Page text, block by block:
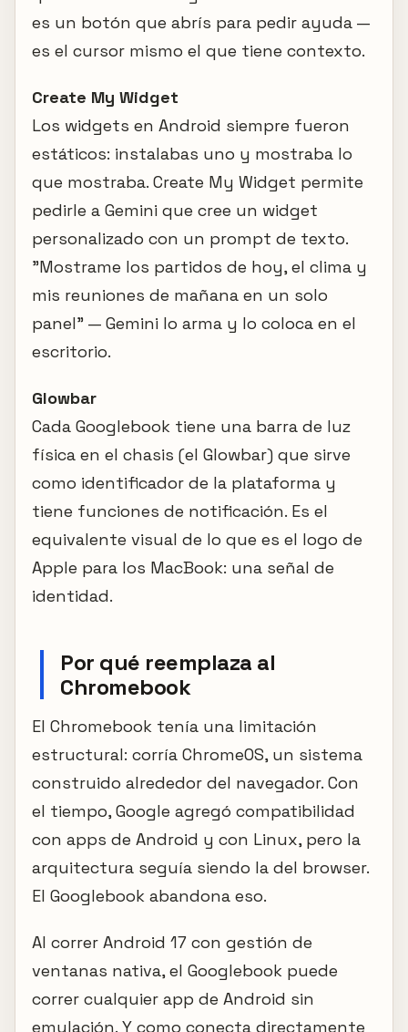
es un botón que abrís para pedir ayuda —
es el cursor mismo el que tiene contexto.
Create My Widget
Los widgets en Android siempre fueron
estáticos: instalabas uno y mostraba lo
que mostraba. Create My Widget permite
pedirle a Gemini que cree un widget
personalizado con un prompt de texto.
"Mostrame los partidos de hoy, el clima y
mis reuniones de mañana en un solo
panel" — Gemini lo arma y lo coloca en el
escritorio.
Glowbar
Cada Googlebook tiene una barra de luz
física en el chasis (el Glowbar) que sirve
como identificador de la plataforma y
tiene funciones de notificación. Es el
equivalente visual de lo que es el logo de
Apple para los MacBook: una señal de
identidad.
Por qué reemplaza al
Chromebook
El Chromebook tenía una limitación
estructural: corría ChromeOS, un sistema
construido alrededor del navegador. Con
el tiempo, Google agregó compatibilidad
con apps de Android y con Linux, pero la
arquitectura seguía siendo la del browser.
El Googlebook abandona eso.
Al correr Android 17 con gestión de
ventanas nativa, el Googlebook puede
correr cualquier app de Android sin
emulación. Y como conecta directamente